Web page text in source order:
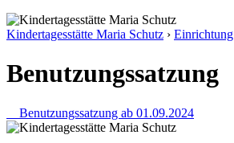
Kindertagesstätte Maria Schutz › Einrichtung
Benutzungssatzung
Benutzungssatzung ab 01.09.2024